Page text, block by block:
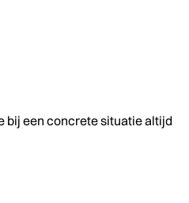
bij een concrete situatie altijd